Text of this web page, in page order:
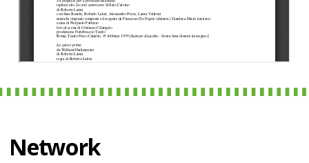
Network